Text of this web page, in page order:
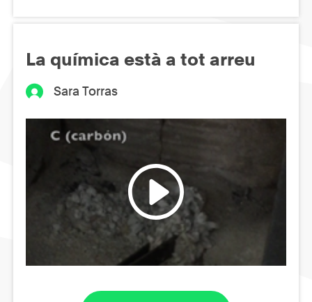
La química està a tot arreu
Sara Torras